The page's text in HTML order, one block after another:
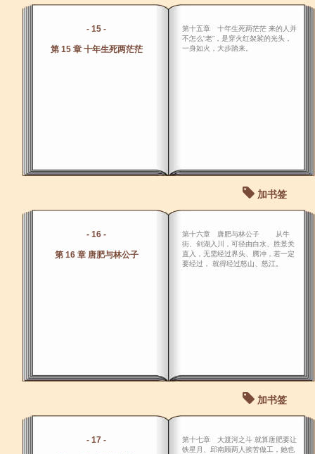
- 15 -
第 15 章 十年生死两茫茫
第十五章 十年生死两茫茫 来的人并
不怎么“老”，是穿火红袈裟的光头，
一身如火，大步踏来。
加书签
- 16 -
第 16 章 唐肥与林公子
第十六章 唐肥与林公子 从牛
街、剑湖入川，可径由白水、胜景关
直入，无需经过界头、腾冲，若一定
要经过， 就得经过怒山、怒江。
加书签
- 17 -
第十七章 大渡河之斗 就算唐肥要让
铁星月、邱南顾两人挨苦做工，她也